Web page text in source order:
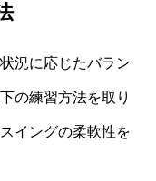
況に応じたバラン
の練習方法を取り
イングの柔軟性を